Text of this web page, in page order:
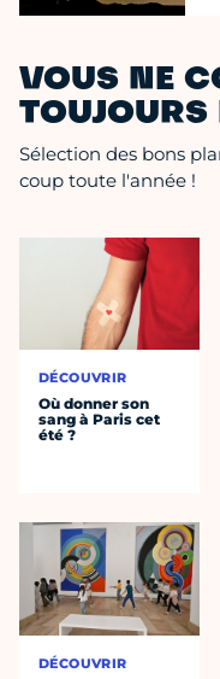
VOUS NE
TOUJOURS
Sélection des bons
coup toute l'année !
DÉCOUVRIR
Où donner son
sang à Paris cet
été ?
DÉCOUVRIR